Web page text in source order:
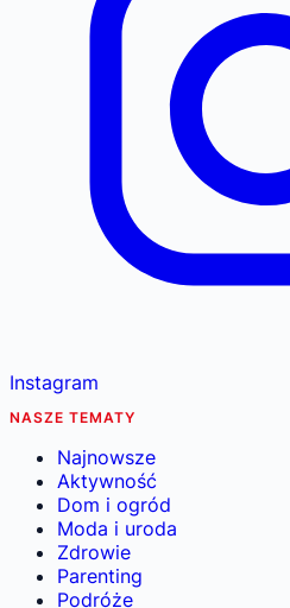
Instagram
NASZE TEMATY
Najnowsze
Aktywność
Dom i ogród
Moda i uroda
Zdrowie
Parenting
Podróże